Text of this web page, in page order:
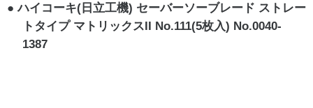
ハイコーキ(日立工機) セーバーソーブレード ストレー
トタイプ マトリックスII No.111(5枚入) No.0040-
1387